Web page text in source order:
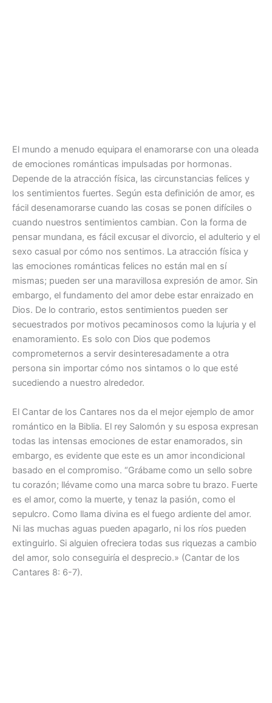
El mundo a menudo equipara el enamorarse con una oleada
de emociones románticas impulsadas por hormonas.
Depende de la atracción física, las circunstancias felices y
los sentimientos fuertes. Según esta definición de amor, es
fácil desenamorarse cuando las cosas se ponen difíciles o
cuando nuestros sentimientos cambian. Con la forma de
pensar mundana, es fácil excusar el divorcio, el adulterio y el
sexo casual por cómo nos sentimos. La atracción física y
las emociones románticas felices no están mal en sí
mismas; pueden ser una maravillosa expresión de amor. Sin
embargo, el fundamento del amor debe estar enraizado en
Dios. De lo contrario, estos sentimientos pueden ser
secuestrados por motivos pecaminosos como la lujuria y el
enamoramiento. Es solo con Dios que podemos
comprometernos a servir desinteresadamente a otra
persona sin importar cómo nos sintamos o lo que esté
sucediendo a nuestro alrededor.
El Cantar de los Cantares nos da el mejor ejemplo de amor
romántico en la Biblia. El rey Salomón y su esposa expresan
todas las intensas emociones de estar enamorados, sin
embargo, es evidente que este es un amor incondicional
basado en el compromiso. “Grábame como un sello sobre
tu corazón; llévame como una marca sobre tu brazo. Fuerte
es el amor, como la muerte, y tenaz la pasión, como el
sepulcro. Como llama divina es el fuego ardiente del amor.
Ni las muchas aguas pueden apagarlo, ni los ríos pueden
extinguirlo. Si alguien ofreciera todas sus riquezas a cambio
del amor, solo conseguiría el desprecio.» (Cantar de los
Cantares 8: 6-7).